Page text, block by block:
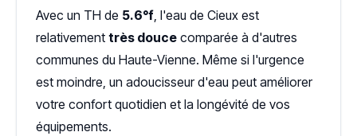
Avec un TH de 5.6°f, l'eau de Cieux est
relativement très douce comparée à d'autres
communes du Haute-Vienne. Même si l'urgence
est moindre, un adoucisseur d'eau peut améliorer
votre confort quotidien et la longévité de vos
équipements.